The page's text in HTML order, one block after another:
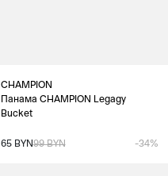
CHAMPION
Панама CHAMPION Legagy
Bucket
65 BYN99 BYN -34%